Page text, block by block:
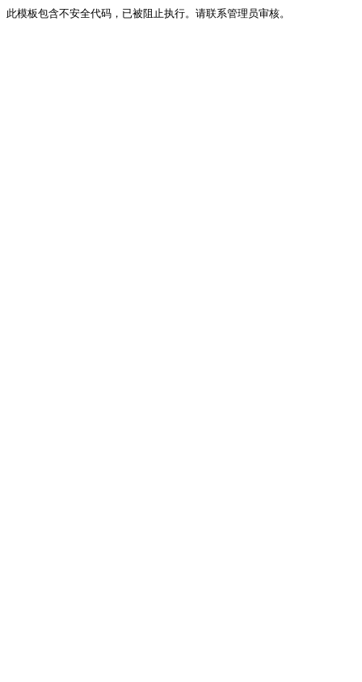
此模板包含不安全代码，已被阻止执行。请联系管理员审核。